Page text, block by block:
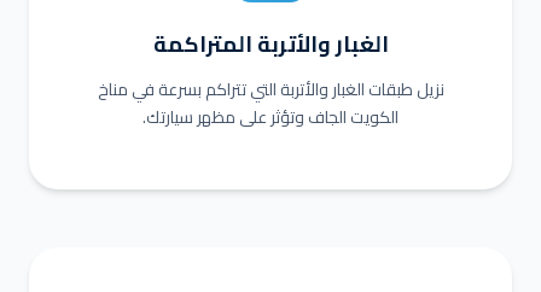
الغبار والأتربة المتراكمة
نزيل طبقات الغبار والأتربة التي تتراكم بسرعة في مناخ
الكويت الجاف وتؤثر على مظهر سيارتك.